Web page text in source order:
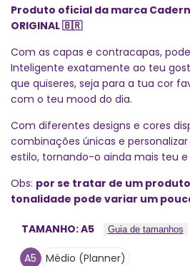
Produto oficial da marca
ORIGINAL🇧🇷
Com as capas e contracapas,
Inteligente exatamente ao teu
que quiseres, seja para a tua cor
com o teu mood do dia.
Com diferentes designs e cores
combinações únicas e
estilo, tornando-o ainda mais teu e
Obs: por se tratar de um
tonalidade pode variar um
TAMANHO:A5 Guia de tamanhos
A5 Médio (Planner)